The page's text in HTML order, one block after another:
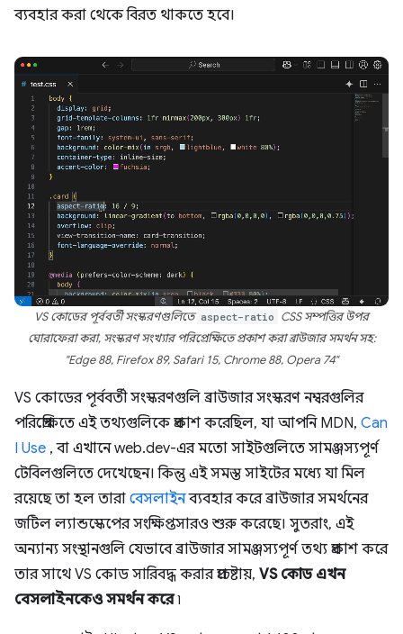
ব্যবহার করা থেকে বিরত থাকতে হবে।
VS কোডের পূর্ববর্তী সংস্করণগুলিতে aspect-ratio CSS সম্পত্তির উপর
ঘোরাফেরা করা, সংস্করণ সংখ্যার পরিপ্রেক্ষিতে প্রকাশ করা ব্রাউজার সমর্থন সহ:
"Edge 88, Firefox 89, Safari 15, Chrome 88, Opera 74"
VS কোডের পূর্ববর্তী সংস্করণগুলি ব্রাউজার সংস্করণ নম্বরগুলির
পরিপ্রেক্ষিতে এই তথ্যগুলিকে প্রকাশ করেছিল, যা আপনি MDN, Can
I Use , বা এখানে web.dev-এর মতো সাইটগুলিতে সামঞ্জস্যপূর্ণ
টেবিলগুলিতে দেখেছেন। কিন্তু এই সমস্ত সাইটের মধ্যে যা মিল
রয়েছে তা হল তারা বেসলাইনব্যবহার করে ব্রাউজার সমর্থনের
জটিল ল্যান্ডস্কেপের সংক্ষিপ্তসারও শুরু করেছে। সুতরাং, এই
অন্যান্য সংস্থানগুলি যেভাবে ব্রাউজার সামঞ্জস্যপূর্ণ তথ্য প্রকাশ করে
তার সাথে VS কোড সারিবদ্ধ করার প্রচেষ্টায়, VS কোড এখন
বেসলাইনকেও সমর্থন করে৷